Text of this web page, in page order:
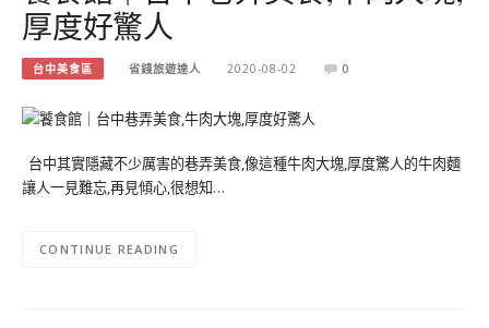
厚度好驚人
台中美食區 省錢旅遊達人 2020-08-02 0
台中其實隱藏不少厲害的巷弄美食,像這種牛肉大塊,厚度驚人的牛肉麵
讓人一見難忘,再見傾心,很想知…
CONTINUE READING